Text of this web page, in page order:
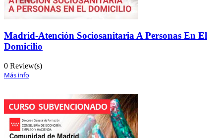
Madrid-Atención Sociosanitaria A Personas En El
Domicilio
0 Review(s)
Más info